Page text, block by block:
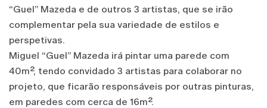
“Guel” Mazeda e de outros 3 artistas, que se irão
complementar pela sua variedade de estilos e
perspetivas.
Miguel “Guel” Mazeda irá pintar uma parede com
40m², tendo convidado 3 artistas para colaborar no
projeto, que ficarão responsáveis por outras pinturas,
em paredes com cerca de 16m².